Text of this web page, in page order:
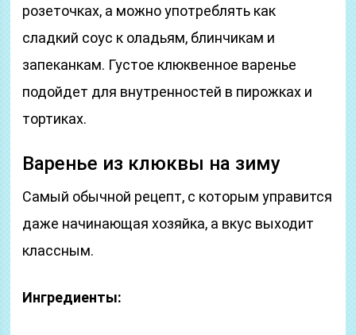
розеточках, а можно употреблять как
сладкий соус к оладьям, блинчикам и
запеканкам. Густое клюквенное варенье
подойдет для внутренностей в пирожках и
тортиках.
Варенье из клюквы на зиму
Самый обычной рецепт, с которым управится
даже начинающая хозяйка, а вкус выходит
классным.
Ингредиенты: